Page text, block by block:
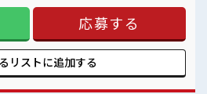
型や髪色自由♪ (規定有)≪未経験OKの仕事
レンジするのは不安だけど、 しっかり働
す！ イチからスキルUP・ステップUP目
う！ ≪収入アップを目指せる≫ 高時給だら
型・髪色自由♪ 派
だから、 モチベーションもUP！ 休憩室完
応募する
リストに追加する